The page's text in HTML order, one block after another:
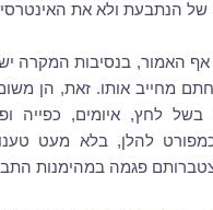
של הנתבעת ולא את
האמור, בנסיבות המקרה יש
חתם מחייב אותו. זאת, הן
בשל לחץ, איומים, כפייה
להלן, בלא מעט
פגמה במהימנות